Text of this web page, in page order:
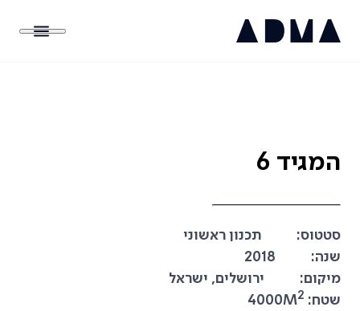
המגיד 6
סטטוס:
תכנון ראשוני
שנה:
2018
מיקום:
ירושלים, ישראל
שטח:
4000M2